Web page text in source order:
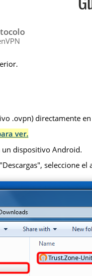
.ovpn) directamente
ver.
un dispositivo Android.
seleccione
Trust.Zone-